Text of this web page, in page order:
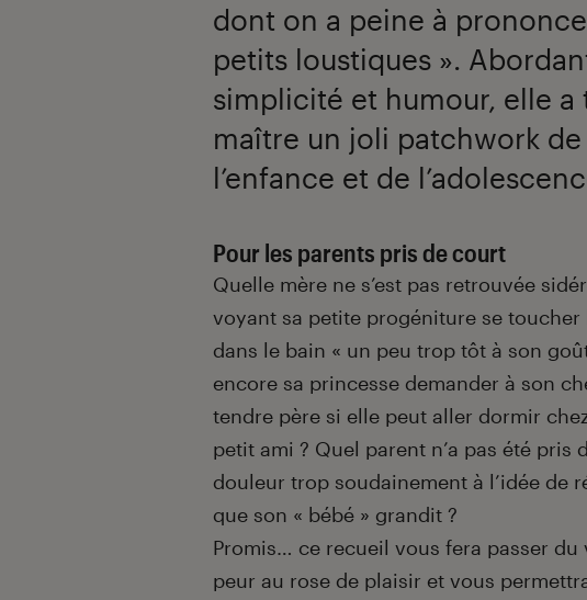
dont on a peine à
petits loustiques ».
simplicité et humour, elle a
maître un joli patchwork de
l’enfance et de
Introduction
Pour les parents pris de court
Quelle mère ne s’est pas retrouvée
voyant sa petite progéniture se toucher
dans le bain « un peu trop tôt à son
encore sa princesse demander à son
tendre père si elle peut aller dormir
petit ami ? Quel parent n’a pas été pris
douleur trop soudainement à l’idée de
que son « bébé » grandit ?
Promis… ce recueil vous fera passer du
peur au rose de plaisir et vous